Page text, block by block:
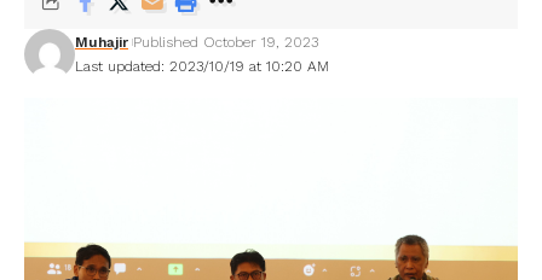
Last updated: 2023/10/19 at 10:20 AM
Muhajir Published October 19, 2023